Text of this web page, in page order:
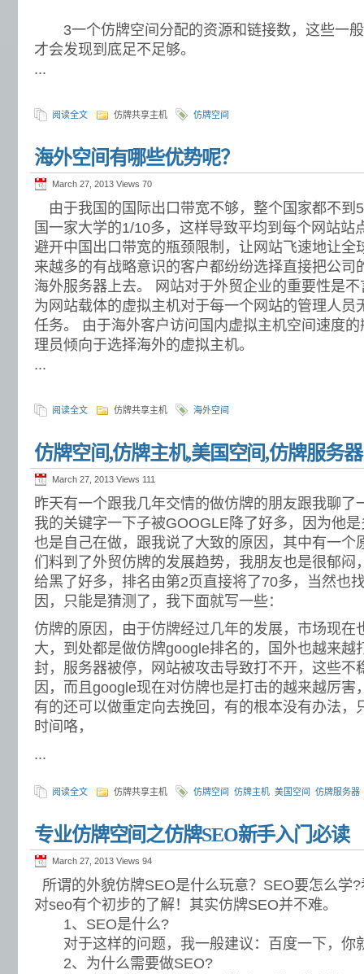
3一个仿牌空间分配的资源和链接数，这些一般
才会发现到底足不足够。
...
阅读全文 仿牌共享主机 仿牌空间
海外空间有哪些优势呢？
March 27, 2013 Views 70
由于我国的国际出口带宽不够，整个国家都不到
国一家大学的1/10多，这样导致平均到每个网站站
避开中国出口带宽的瓶颈限制，让网站飞速地让全
来越多的有战略意识的客户都纷纷选择直接把公司
海外服务器上去。 网站对于外贸企业的重要性是
为网站载体的虚拟主机对于每一个网站的管理人员
任务。 由于海外客户访问国内虚拟主机空间速度
理员倾向于选择海外的虚拟主机。
...
阅读全文 仿牌共享主机 海外空间
仿牌空间,仿牌主机,美国空间,仿牌服务器
March 27, 2013 Views 111
昨天有一个跟我几年交情的做仿牌的朋友跟我聊了
我的关键字一下子被GOOGLE降了好多，因为他
也是自己在做，跟我说了大致的原因，其中有一个
们料到了外贸仿牌的发展趋势，我朋友也是很郁闷
给黑了好多，排名由第2页直接将了70多，当然也
因，只能是猜测了，我下面就写一些：
仿牌的原因，由于仿牌经过几年的发展，市场现在
大，到处都是做仿牌google排名的，国外也越来越
封，服务器被停，网站被攻击导致打不开，这些不
因，而且google现在对仿牌也是打击的越来越厉害
有的还可以做重定向去挽回，有的根本没有办法，
时间咯，
...
阅读全文 仿牌共享主机 仿牌空间 仿牌主机 美国空间 仿牌服务器
专业仿牌空间之仿牌SEO新手入门必读
March 27, 2013 Views 94
所谓的外貌仿牌SEO是什么玩意？SEO要怎么学
对seo有个初步的了解！其实仿牌SEO并不难。
1、SEO是什么?
对于这样的问题，我一般建议：百度一下，你
2、为什么需要做SEO?